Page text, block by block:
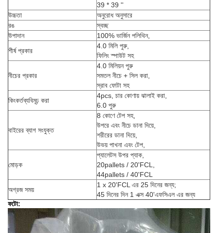
39 * 39 ''
উচ্চতা
অনুরোধ অনুসারে
রঙ
স্বচ্ছ
উপাদান
100% ভার্জিন পলিথিন,
শীর্ষ প্রকার
4.0 মিলি পুরু,
ফিলিং স্পাউট সহ
নীচের প্রকার
4.0 মিলিয়ন পুরু
সমতল নীচে + সিল করা,
স্রাব ফোটা সহ
কিংকর্তব্যবিমূঢ় করা
4pcs, চার কোণায় ঝালাই করা,
6.0 পুরু
বাইরের ব্যাগ সংযুক্ত
8 কোণে টেপ সহ,
উপরে এবং নীচে ডানা দিয়ে,
শরীরের ডানা দিয়ে,
উভয় পাখনা এবং টেপ,
মোড়ক
প্যালেটস উপর প্যাক,
20pallets / 20'FCL,
44pallets / 40'FCL
অগ্রজ সময়
1 x 20'FCL এর 25 দিনের জন্য;
45 দিনের দিন 1 এক্স 40'এফসিএল এর জন্য
ফটো: